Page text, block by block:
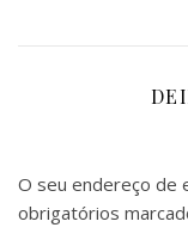
O seu endereço de
obrigatórios